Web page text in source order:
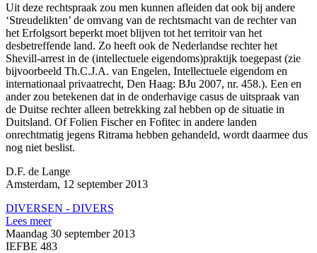
Uit deze rechtspraak zou men kunnen afleiden dat ook bij andere
‘Streudelikten’ de omvang van de rechtsmacht van de rechter van
het Erfolgsort beperkt moet blijven tot het territoir van het
desbetreffende land. Zo heeft ook de Nederlandse rechter het
Shevill-arrest in de (intellectuele eigendoms)praktijk toegepast (zie
bijvoorbeeld Th.C.J.A. van Engelen, Intellectuele eigendom en
internationaal privaatrecht, Den Haag: BJu 2007, nr. 458.). Een en
ander zou betekenen dat in de onderhavige casus de uitspraak van
de Duitse rechter alleen betrekking zal hebben op de situatie in
Duitsland. Of Folien Fischer en Fofitec in andere landen
onrechtmatig jegens Ritrama hebben gehandeld, wordt daarmee dus
nog niet beslist.
D.F. de Lange
Amsterdam, 12 september 2013
DIVERSEN - DIVERS
Lees meer
Maandag 30 september 2013
IEFBE 483